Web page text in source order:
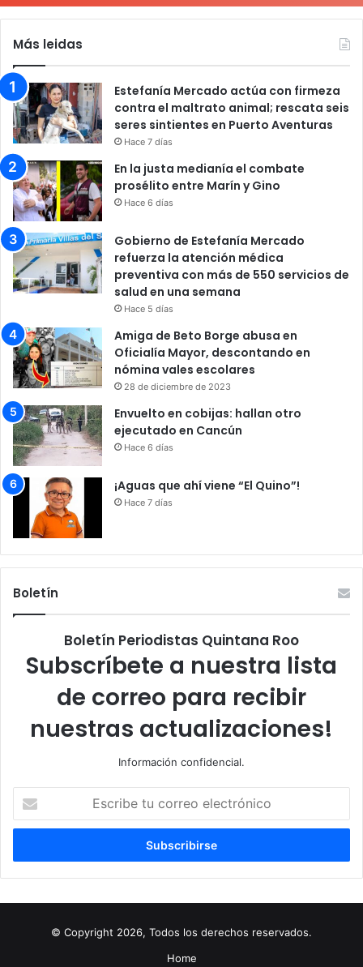
Más leidas
Estefanía Mercado actúa con firmeza
contra el maltrato animal; rescata seis
seres sintientes en Puerto Aventuras
Hace 7 días
En la justa medianía el combate
prosélito entre Marín y Gino
Hace 6 días
Gobierno de Estefanía Mercado
refuerza la atención médica
preventiva con más de 550 servicios de
salud en una semana
Hace 5 días
Amiga de Beto Borge abusa en
Oficialía Mayor, descontando en
nómina vales escolares
28 de diciembre de 2023
Envuelto en cobijas: hallan otro
ejecutado en Cancún
Hace 6 días
¡Aguas que ahí viene “El Quino”!
Hace 7 días
Boletín
Boletín Periodistas Quintana Roo
Subscríbete a nuestra lista
de correo para recibir
nuestras actualizaciones!
Información confidencial.
correo
© Copyright 2026, Todos los derechos reservados.
Home